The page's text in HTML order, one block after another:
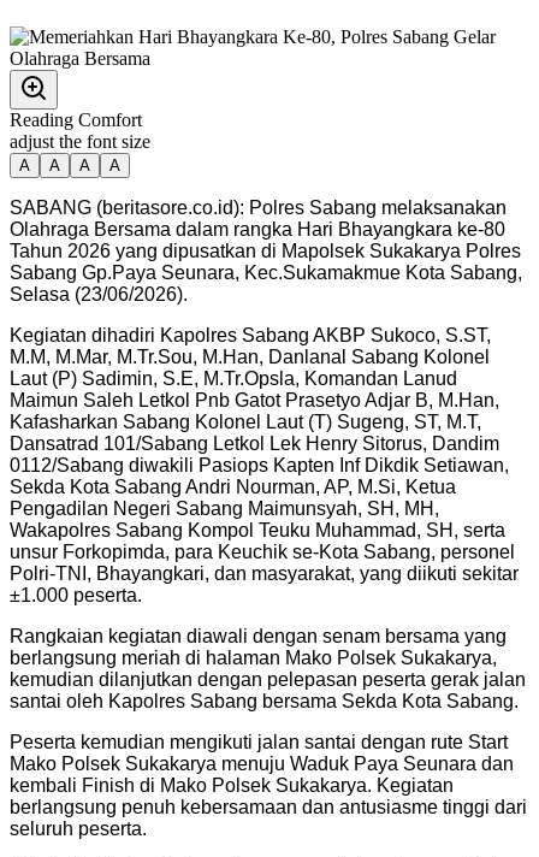
Reading Comfort
adjust the font size
A A A A
SABANG (beritasore.co.id): Polres Sabang melaksanakan
Olahraga Bersama dalam rangka Hari Bhayangkara ke-80
Tahun 2026 yang dipusatkan di Mapolsek Sukakarya Polres
Sabang Gp.Paya Seunara, Kec.Sukamakmue Kota Sabang,
Selasa (23/06/2026).
Kegiatan dihadiri Kapolres Sabang AKBP Sukoco, S.ST,
M.M, M.Mar, M.Tr.Sou, M.Han, Danlanal Sabang Kolonel
Laut (P) Sadimin, S.E, M.Tr.Opsla, Komandan Lanud
Maimun Saleh Letkol Pnb Gatot Prasetyo Adjar B, M.Han,
Kafasharkan Sabang Kolonel Laut (T) Sugeng, ST, M.T,
Dansatrad 101/Sabang Letkol Lek Henry Sitorus, Dandim
0112/Sabang diwakili Pasiops Kapten Inf Dikdik Setiawan,
Sekda Kota Sabang Andri Nourman, AP, M.Si, Ketua
Pengadilan Negeri Sabang Maimunsyah, SH, MH,
Wakapolres Sabang Kompol Teuku Muhammad, SH, serta
unsur Forkopimda, para Keuchik se-Kota Sabang, personel
Polri-TNI, Bhayangkari, dan masyarakat, yang diikuti sekitar
±1.000 peserta.
Rangkaian kegiatan diawali dengan senam bersama yang
berlangsung meriah di halaman Mako Polsek Sukakarya,
kemudian dilanjutkan dengan pelepasan peserta gerak jalan
santai oleh Kapolres Sabang bersama Sekda Kota Sabang.
Peserta kemudian mengikuti jalan santai dengan rute Start
Mako Polsek Sukakarya menuju Waduk Paya Seunara dan
kembali Finish di Mako Polsek Sukakarya. Kegiatan
berlangsung penuh kebersamaan dan antusiasme tinggi dari
seluruh peserta.